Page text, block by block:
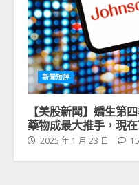
新聞短評
【美股新聞】嬌生第
藥物成最大推手，現
2025 年 1 月 23 日 15